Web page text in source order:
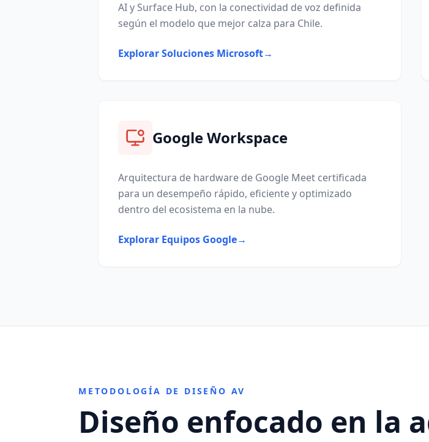
AI y Surface Hub, con la conectividad de voz definida
según el modelo que mejor calza para Chile.
Explorar Soluciones Microsoft→
Google Workspace
Arquitectura de hardware de Google Meet certificada
para un desempeño rápido, eficiente y optimizado
dentro del ecosistema en la nube.
Explorar Equipos Google→
METODOLOGÍA DE DISEÑO AV
Diseño enfocado en la